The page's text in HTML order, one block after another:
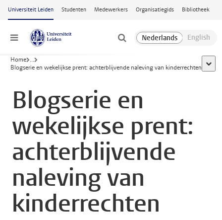
Ga naar hoofdinhoud
Universiteit Leiden Studenten Medewerkers Organisatiegids Bibliotheek
Menu
Home ...
Blogserie en wekelijkse prent: achterblijvende naleving van kinderrechten
toon
Blogserie en
wekelijkse prent:
achterblijvende
naleving van
kinderrechten